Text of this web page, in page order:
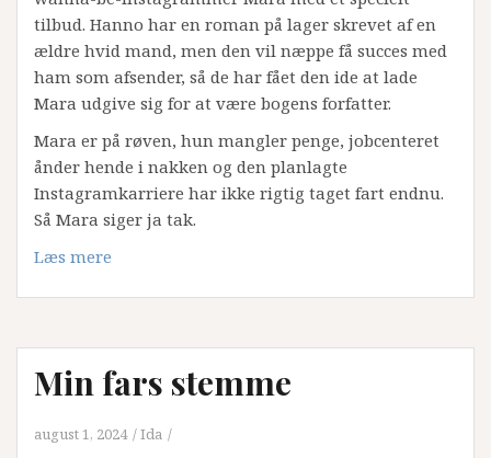
tilbud. Hanno har en roman på lager skrevet af en
ældre hvid mand, men den vil næppe få succes med
ham som afsender, så de har fået den ide at lade
Mara udgive sig for at være bogens forfatter.
Mara er på røven, hun mangler penge, jobcenteret
ånder hende i nakken og den planlagte
Instagramkarriere har ikke rigtig taget fart endnu.
Så Mara siger ja tak.
Læs mere
Min fars stemme
august 1, 2024 Ida